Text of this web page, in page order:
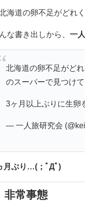
北海道の卵不足がどれ
な書き出しから、 一
北海道の卵不足がど
のスーパーで見つけ
3ヶ月以上ぶりに生卵
— 一人旅研究会
月ぶり…(；ﾟДﾟ)
非常事態